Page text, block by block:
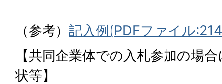
（参考） 記入例(PDFファイル
【共同企業体での入札参加の場
状等】